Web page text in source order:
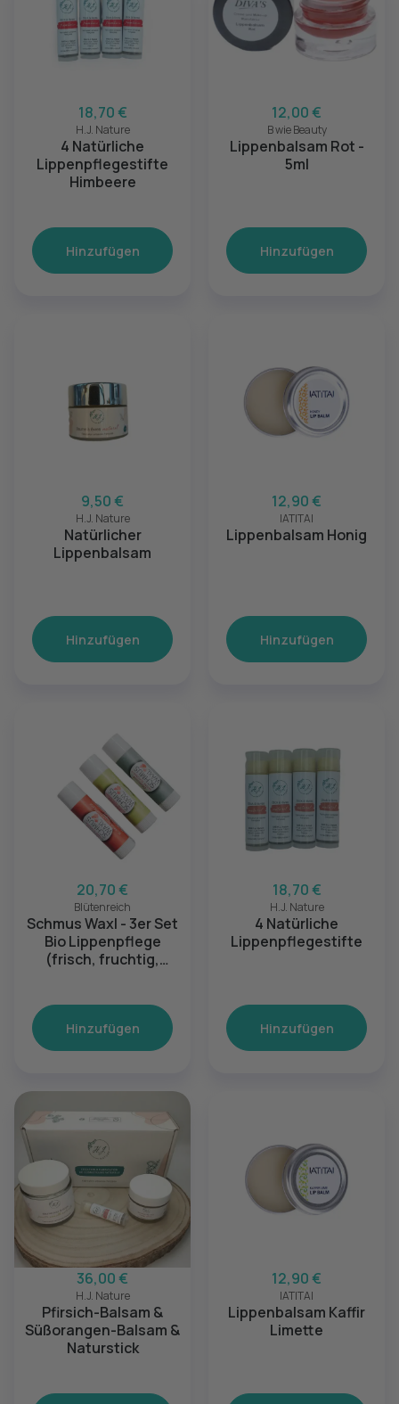
18,70 €
H.J. Nature
4 Natürliche
Lippenpflegestifte
Himbeere
Hinzufügen
12,00 €
B wie Beauty
Lippenbalsam Rot -
5ml
Hinzufügen
9,50 €
H.J. Nature
Natürlicher
Lippenbalsam
Hinzufügen
12,90 €
IATITAI
Lippenbalsam Honig
Hinzufügen
20,70 €
Blütenreich
Schmus Waxl - 3er Set
Bio Lippenpflege
(frisch, fruchtig,
Hinzufügen
18,70 €
H.J. Nature
4 Natürliche
Lippenpflegestifte
Hinzufügen
36,00 €
H.J. Nature
Pfirsich-Balsam &
Süßorangen-Balsam &
Naturstick
12,90 €
IATITAI
Lippenbalsam Kaffir
Limette